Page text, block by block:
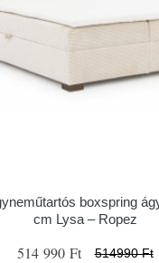
boxspring
cm Lysa – Ropez
514 990 Ft 514990 Ft